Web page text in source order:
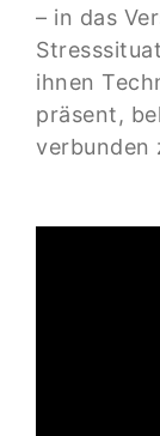
– in das
ihnen
präsent,
verbunden